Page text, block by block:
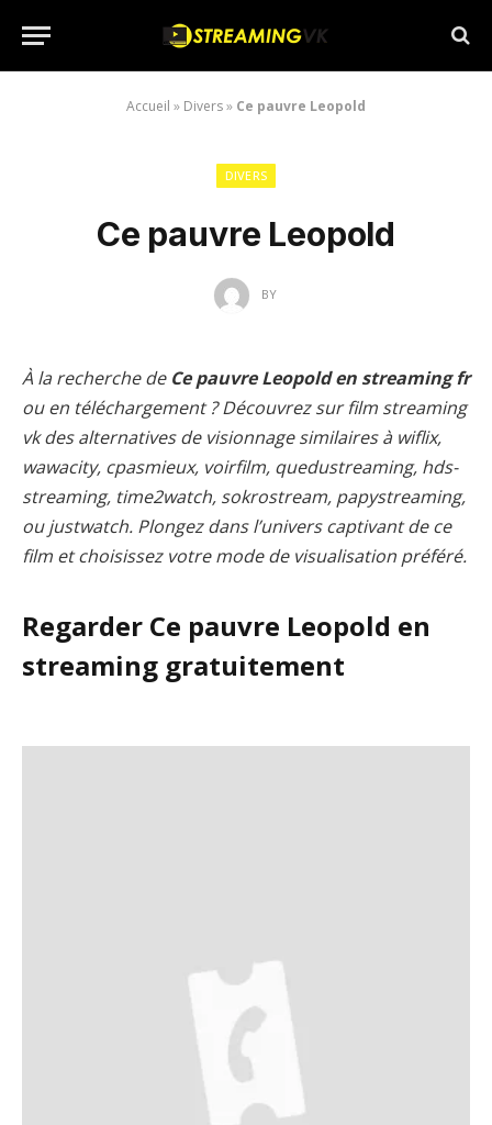
Accueil » Divers» Ce pauvre Leopold
DIVERS
Ce pauvre Leopold
BY
À la recherche de Ce pauvre Leopold en streaming fr
ou en téléchargement ? Découvrez sur film streaming
vk des alternatives de visionnage similaires à wiflix,
wawacity, cpasmieux, voirfilm, quedustreaming, hds-
streaming, time2watch, sokrostream, papystreaming,
ou justwatch. Plongez dans l’univers captivant de ce
film et choisissez votre mode de visualisation préféré.
Regarder Ce pauvre Leopold en
streaming gratuitement